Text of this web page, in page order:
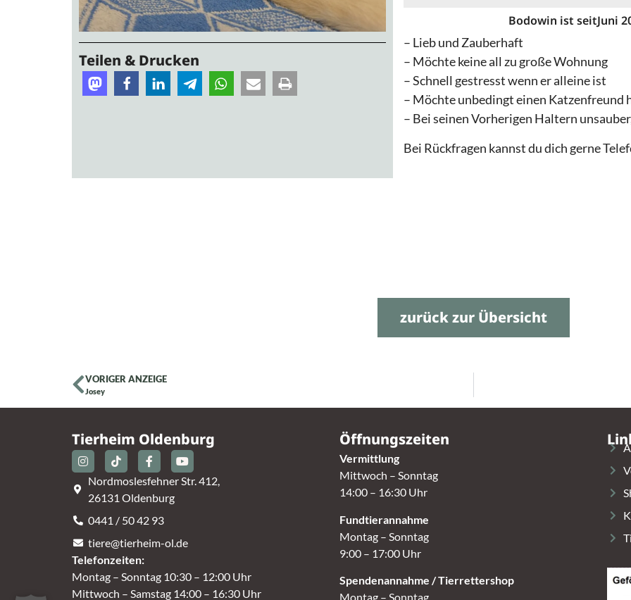
Teilen & Drucken
Bodowin ist seitJuni
– Lieb und Zauberhaft
– Möchte keine all zu große Wohnung
– Schnell gestresst wenn er alleine ist
– Möchte unbedingt einen Katzenfreund
– Bei seinen Vorherigen Haltern
Bei Rückfragen kannst du dich gerne
zurück zur Übersicht
VORIGER ANZEIGE
Josey
Tierheim Oldenburg
Nordmoslesfehner Str. 412,
26131 Oldenburg
0441 / 50 42 93
tiere@tierheim-ol.de
Telefonzeiten:
Montag – Sonntag 10:30 – 12:00 Uhr
Mittwoch – Samstag 14:00 – 16:30 Uhr
Öffnungszeiten
Vermittlung
Mittwoch – Sonntag
14:00 – 16:30 Uhr
Fundtierannahme
Montag – Sonntag
9:00 – 17:00 Uhr
Spendenannahme / Tierrettershop
Montag – Sonntag